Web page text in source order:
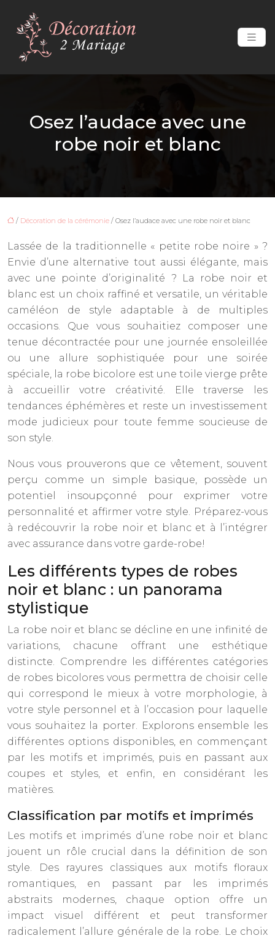
Osez l’audace avec une
robe noir et blanc
/ Décoration de la cérémonie / Osez l’audace avec une robe noir et blanc
Lassée de la traditionnelle « petite robe noire » ?
Envie d’une alternative tout aussi élégante, mais
avec une pointe d’originalité ? La robe noir et
blanc est un choix raffiné et versatile, un véritable
caméléon de style adaptable à de multiples
occasions. Que vous souhaitiez composer une
tenue décontractée pour une journée ensoleillée
ou une allure sophistiquée pour une soirée
spéciale, la robe bicolore est une toile vierge prête
à accueillir votre créativité. Elle traverse les
tendances éphémères et reste un investissement
mode judicieux pour toute femme soucieuse de
son style.
Nous vous prouverons que ce vêtement, souvent
perçu comme un simple basique, possède un
potentiel insoupçonné pour exprimer votre
personnalité et affirmer votre style. Préparez-vous
à redécouvrir la robe noir et blanc et à l’intégrer
avec assurance dans votre garde-robe!
Les différents types de robes
noir et blanc : un panorama
stylistique
La robe noir et blanc se décline en une infinité de
variations, chacune offrant une esthétique
distincte. Comprendre les différentes catégories
de robes bicolores vous permettra de choisir celle
qui correspond le mieux à votre morphologie, à
votre style personnel et à l’occasion pour laquelle
vous souhaitez la porter. Explorons ensemble les
différentes options disponibles, en commençant
par les motifs et imprimés, puis en passant aux
coupes et styles, et enfin, en considérant les
matières.
Classification par motifs et imprimés
Les motifs et imprimés d’une robe noir et blanc
jouent un rôle crucial dans la définition de son
style. Des rayures classiques aux motifs floraux
romantiques, en passant par les imprimés
abstraits modernes, chaque option offre un
impact visuel différent et peut transformer
radicalement l’allure générale de la robe. Le choix